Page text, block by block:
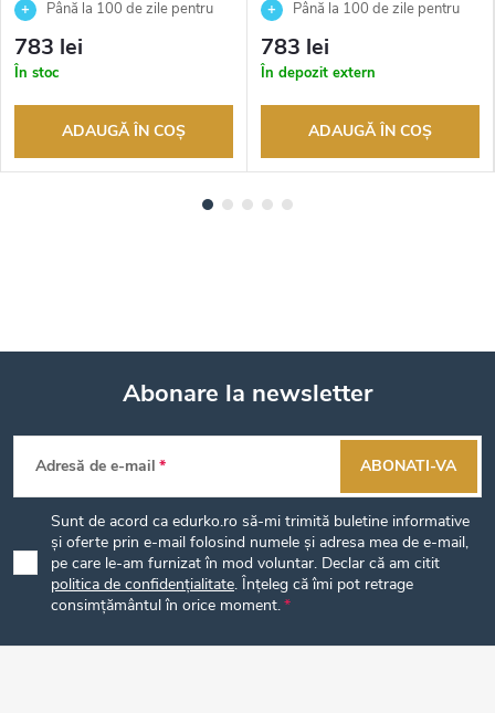
Până la 100 de zile pentru
returnarea bunurilor. Vânzător
autorizat
783 lei
În stoc
ADAUGĂ ÎN COŞ
Până la 100 de zile pentru
returnarea bunurilor. Vânzător
autorizat
783 lei
În depozit extern
ADAUGĂ ÎN COŞ
S
u
b
o
Abonare la newsletter
Adresă de e-mail
Sunt de acord ca edurko.ro să-mi trimită buletine informative
și oferte prin e-mail folosind numele și adresa mea de e-mail,
pe care le-am furnizat în mod voluntar. Declar că am citit
politica de confidențialitate. Înțeleg că îmi pot retrage
consimțământul în orice moment.
ABONATI-VA